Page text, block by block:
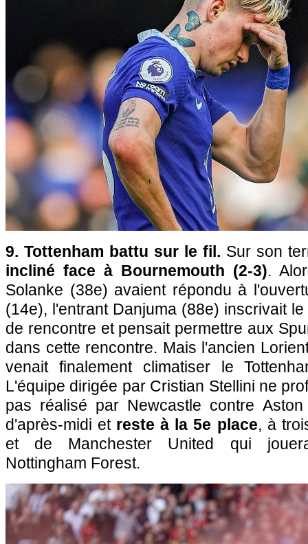
9. Tottenham battu sur le fil. Sur son
incliné face à Bournemouth (2-3).
Solanke (38e) avaient répondu à
(14e), l'entrant Danjuma (88e) inscrivait
de rencontre et pensait permettre aux
dans cette rencontre. Mais l'ancien
venait finalement climatiser le
L'équipe dirigée par Cristian Stellini ne
pas réalisé par Newcastle contre
d'après-midi et reste à la 5e place, à
et de Manchester United qui
Nottingham Forest.